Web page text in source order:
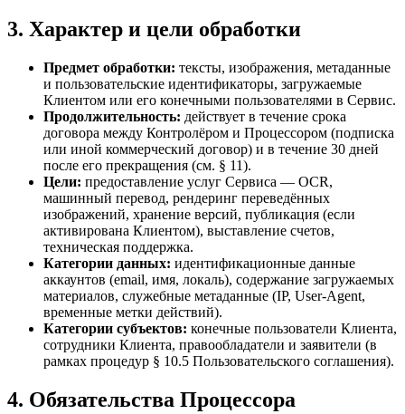
3. Характер и цели обработки
Предмет обработки: тексты, изображения, метаданные
и пользовательские идентификаторы, загружаемые
Клиентом или его конечными пользователями в Сервис.
Продолжительность: действует в течение срока
договора между Контролёром и Процессором (подписка
или иной коммерческий договор) и в течение 30 дней
после его прекращения (см. § 11).
Цели: предоставление услуг Сервиса — OCR,
машинный перевод, рендеринг переведённых
изображений, хранение версий, публикация (если
активирована Клиентом), выставление счетов,
техническая поддержка.
Категории данных: идентификационные данные
аккаунтов (email, имя, локаль), содержание загружаемых
материалов, служебные метаданные (IP, User-Agent,
временные метки действий).
Категории субъектов: конечные пользователи Клиента,
сотрудники Клиента, правообладатели и заявители (в
рамках процедур § 10.5 Пользовательского соглашения).
4. Обязательства Процессора